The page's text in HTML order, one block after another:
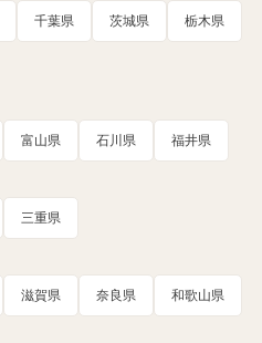
千葉県 茨城県 栃木県
富山県 石川県 福井県
三重県
滋賀県 奈良県 和歌山県